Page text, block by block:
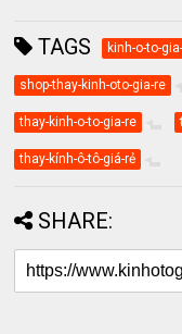
TAGS kinh-o-to-
shop-thay-kinh-oto-gia-re
thay-kinh-o-to-gia-re
thay-kính-ô-tô-giá-rẻ
SHARE: